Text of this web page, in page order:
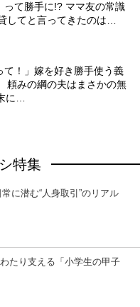
って勝手に!? ママ友の常識
してと言ってきたのは…
て！」嫁を好き勝手使う義
頼みの綱の夫はまさかの無
に…
特集
に潜む“人身取引”のリアル
たり支える「小学生の甲子